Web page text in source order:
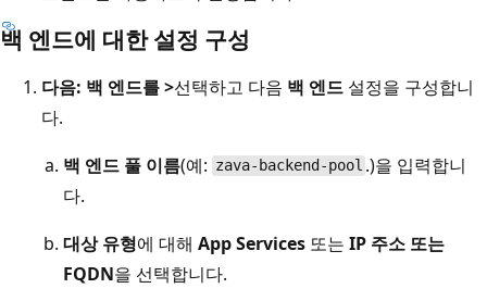
백 엔드에 대한 설정 구성
다음: 백 엔드를 >선택하고 다음 백 엔드 설정을 구성합니
다.
백 엔드 풀 이름(예: zava-backend-pool .)을 입력합니
다.
대상 유형에 대해 App Services 또는 IP 주소 또는
FQDN을 선택합니다.